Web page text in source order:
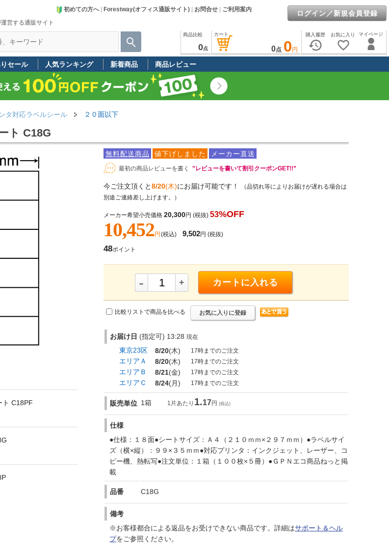
営する通販サイト
初めての方へ| Forestway(オフィス通販サイト) お問合せ ご利用案内 ログイン／新規会員登録
マイページ
お気に入り
favorite_border
購入履歴
history
カート
0点 0 円
商品比較
0点
セール 人気ランキング 新着商品 商品レビュー
タ対応ラベルシール ２０面以下
ト C18G
無料配送商品 値下げしました メーカー直送
最初の商品レビューを書く ”レビューを書いて割引クーポンGET!!”
今ご注文頂くと8/20(木)にお届け可能です！
（品切れ等によりお届けが遅れる場合は
別途ご連絡差し上げます。）
メーカー希望小売価格 20,300円 (税抜) 53%OFF
10,452円 (税込) 9,502円 (税抜)
48ポイント
- + カートに入れる
比較リストで商品を比べる お気に入りに登録
お届け日 (指定可) 13:28 現在
東京23区 8/20(木) 17時までのご注文
エリアＡ 8/20(木) 17時までのご注文
エリアＢ 8/21(金) 17時までのご注文
エリアＣ 8/24(月) 17時までのご注文
販売単位 1箱 1片あたり 1.17円 (税込)
仕様
●仕様：１８面●シートサイズ：Ａ４（２１０ｍｍ×２９７ｍｍ）●ラベルサイ
ズ（横×縦）：９９×３５ｍｍ●対応プリンタ：インクジェット、レーザー、コ
ピー機、熱転写●注文単位：１箱（１００枚×５冊）●ＧＰＮエコ商品ねっと掲
載
品番 C18G
備考
※お客様都合による返品をお受けできない商品です。詳細はサポート＆ヘル
プをご参照ください。
ト C18PF